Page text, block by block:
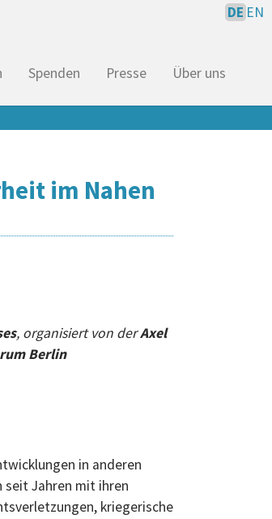
Spenden Presse Über uns
DE EN
im Nahen
, organisiert von derAxel
Berlin
in anderen
seit Jahren mit ihren
kriegerische